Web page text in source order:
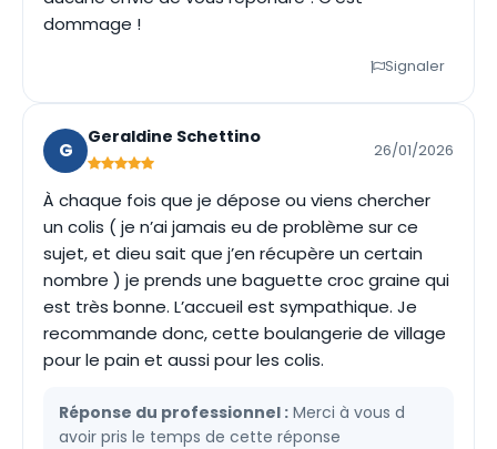
dommage !
Signaler
G
Geraldine Schettino
26/01/2026
À chaque fois que je dépose ou viens chercher
un colis ( je n’ai jamais eu de problème sur ce
sujet, et dieu sait que j’en récupère un certain
nombre ) je prends une baguette croc graine qui
est très bonne. L’accueil est sympathique. Je
recommande donc, cette boulangerie de village
pour le pain et aussi pour les colis.
Réponse du professionnel : Merci à vous d
avoir pris le temps de cette réponse